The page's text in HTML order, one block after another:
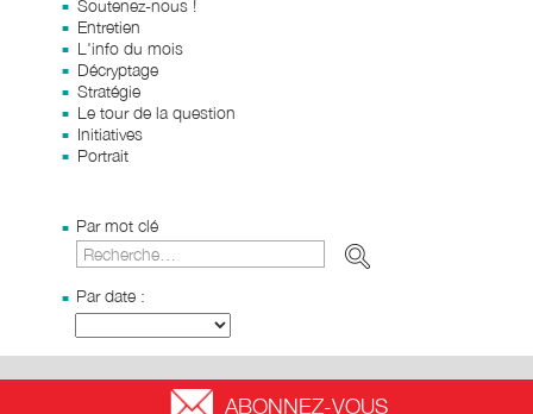
Soutenez-nous !
Entretien
L'info du mois
Décryptage
Stratégie
Le tour de la question
Initiatives
Portrait
Par mot clé
Par date :
ABONNEZ-VOUS